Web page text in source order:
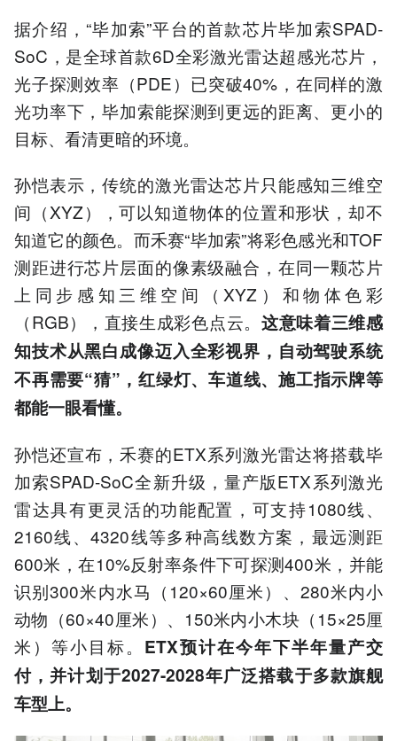
据介绍，“毕加索”平台的首款芯片毕加索SPAD-
SoC，是全球首款6D全彩激光雷达超感光芯片，
光子探测效率（PDE）已突破40%，在同样的激
光功率下，毕加索能探测到更远的距离、更小的
目标、看清更暗的环境。
孙恺表示，传统的激光雷达芯片只能感知三维空
间（XYZ），可以知道物体的位置和形状，却不
知道它的颜色。而禾赛“毕加索”将彩色感光和TOF
测距进行芯片层面的像素级融合，在同一颗芯片
上同步感知三维空间（XYZ）和物体色彩
（RGB），直接生成彩色点云。 这意味着三维感
知技术从黑白成像迈入全彩视界，自动驾驶系统
不再需要“猜”，红绿灯、车道线、施工指示牌等
都能一眼看懂。
孙恺还宣布，禾赛的ETX系列激光雷达将搭载毕
加索SPAD-SoC全新升级，量产版ETX系列激光
雷达具有更灵活的功能配置，可支持1080线、
2160线、4320线等多种高线数方案，最远测距
600米，在10%反射率条件下可探测400米，并能
识别300米内水马（120×60厘米）、280米内小
动物（60×40厘米）、150米内小木块（15×25厘
米）等小目标。 ETX预计在今年下半年量产交
付，并计划于2027-2028年广泛搭载于多款旗舰
车型上。